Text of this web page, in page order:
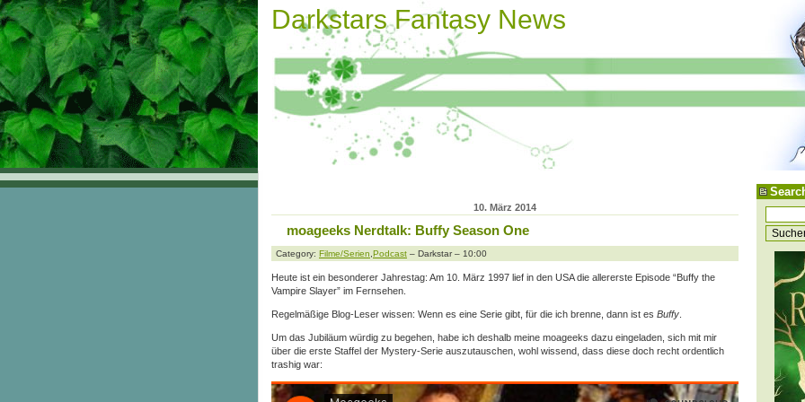
Darkstars Fantasy News
10. März 2014
moageeks Nerdtalk: Buffy Season One
Category: Filme/Serien Podcast – Darkstar – 10:00
Heute ist ein besonderer Jahrestag: Am 10. März 1997 lief in den USA die allererste Episode “Buffy the
Vampire Slayer” im Fernsehen.
Regelmäßige Blog-Leser wissen: Wenn es eine Serie gibt, für die ich brenne, dann ist es Buffy
Um das Jubiläum würdig zu begehen, habe ich deshalb meine moageeks dazu eingeladen, sich mit mir
über die erste Staffel der Mystery-Serie auszutauschen, wohl wissend, dass diese doch recht ordentlich
trashig war: